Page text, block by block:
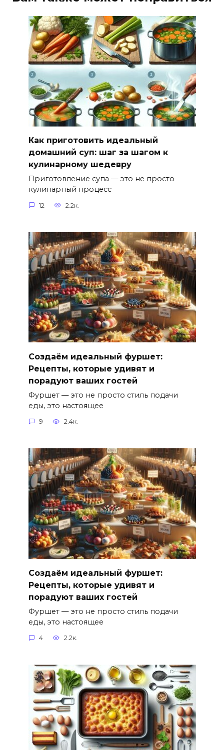
Как приготовить идеальный
домашний суп: шаг за шагом к
кулинарному шедевру
Приготовление супа — это не просто
кулинарный процесс
12 2.2к.
Создаём идеальный фуршет:
Рецепты, которые удивят и
порадуют ваших гостей
Фуршет — это не просто стиль подачи
еды, это настоящее
9 2.4к.
Создаём идеальный фуршет:
Рецепты, которые удивят и
порадуют ваших гостей
Фуршет — это не просто стиль подачи
еды, это настоящее
4 2.2к.